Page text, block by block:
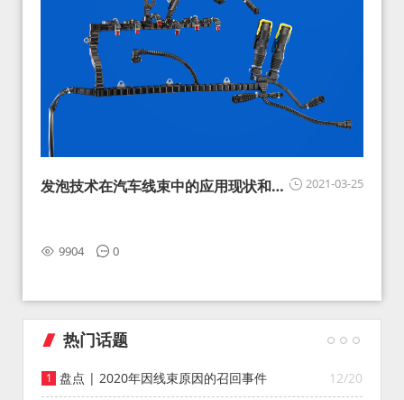
2021-03-25
发泡技术在汽车线束中的应用现状和展
9904 0
热门话题
12/20
盘点 | 2020年因线束原因的召回事件